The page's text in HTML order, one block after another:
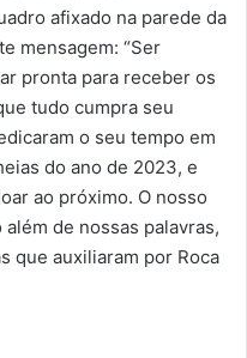
afixado na parede da
mensagem: “Ser
pronta para receber os
tudo cumpra seu
o seu tempo em
do ano de 2023, e
ao próximo. O nosso
de nossas palavras,
que auxiliaram por Roca